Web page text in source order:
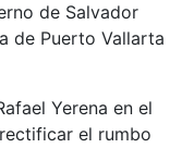
de Salvador
de Puerto Vallarta
Yerena en el
el rumbo